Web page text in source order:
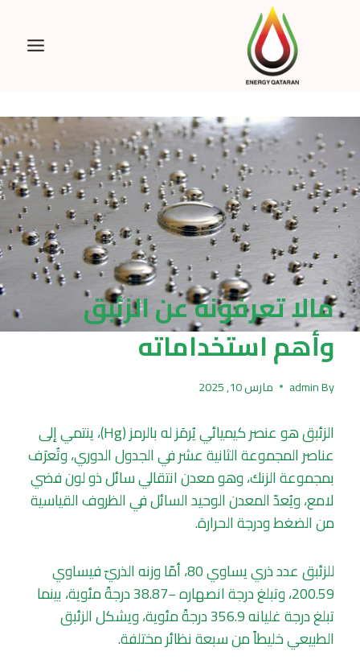
مالا تعرفونه عن الزئبق
وأهم استخداماته
By
admin مارس 10, 2025
الزئبق هو عنصر كيميائي يُرمَز له بالرمز (Hg)، ينتمي إلى
عناصر المجموعة الثانية عشر في الجدول الدوري، وتُعرَف
بمجموعة الزنك، وهو معدن انتقالي سائل ذو لون فضي
لامع، ويُعدّ المعدن الوحيد السائل في الظروف القياسية
من الضغط ودرجة الحرارة.
للزئبق عدد ذري يساوي 80، أمّا وزنه الذريّ فيساوي
200.59، وتبلغ درجة انصهاره −38.87 درجةً مئوية، بينما
تبلغ درجة غليانه 356.9 درجةً مئوية، ويشكل الزئبق
الطبيعي خليطاً من سبعة نظائر مختلفة.